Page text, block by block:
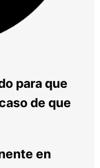
para que
de que
en